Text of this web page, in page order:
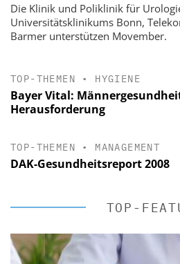
Die Klinik und Poliklinik für
Universitätsklinikums Bonn,
Barmer unterstützen Movember.
TOP-THEMEN • HYGIENE
Bayer Vital:
Herausforderung
TOP-THEMEN • MANAGEMENT
DAK-Gesundheitsreport 2008
TOP-